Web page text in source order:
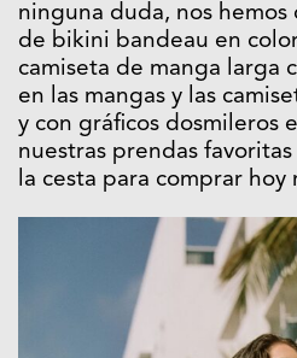
ninguna duda, nos
de bikini bandeau en
camiseta de manga larga
en las mangas y las
y con gráficos dosmileros
nuestras prendas
la cesta para comprar hoy